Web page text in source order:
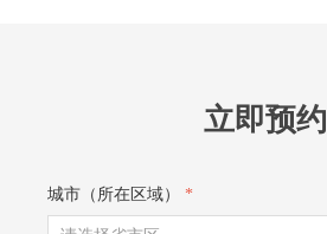
立即预约
城市（所在区域） *